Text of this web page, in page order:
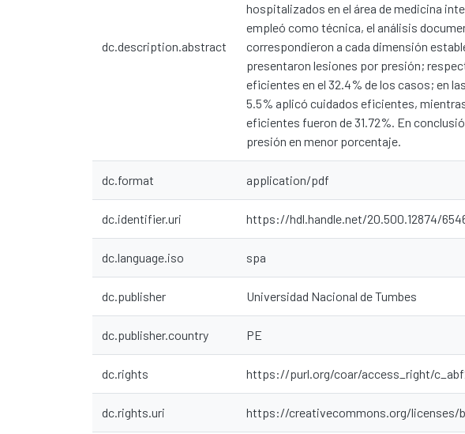
dc.description.abstract
hospitalizados en el área de medicina
empleó como técnica, el análisis
correspondieron a cada dimensión
presentaron lesiones por presión;
eficientes en el 32.4% de los casos; en
5.5% aplicó cuidados eficientes,
eficientes fueron de 31.72%. En
presión en menor porcentaje.
dc.format application/pdf
dc.identifier.uri https://hdl.handle.net/20.500.12874/
dc.language.iso spa
dc.publisher Universidad Nacional de Tumbes
dc.publisher.country PE
dc.rights https://purl.org/coar/access_right/
dc.rights.uri https://creativecommons.org/licenses/